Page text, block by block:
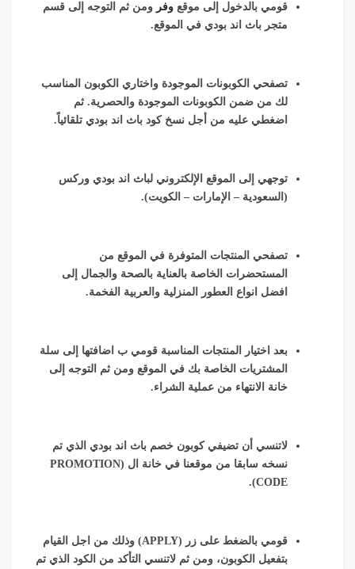
قومي بالدخول إلى موقع وفر ومن ثم التوجه إلى قسم
متجر باث اند بودي في الموقع.
تصفحي الكوبونات الموجودة واختاري الكوبون المناسب
لك من ضمن الكوبونات الموجودة والحصرية. ثم
اضغطي عليه من أجل نسخ كود باث اند بودي تلقائياً.
توجهي إلى الموقع الإلكتروني لباث اند بودي وركس
(السعودية – الإمارات – الكويت).
تصفحي المنتجات المتوفرة في الموقع من
المستحضرات الخاصة بالعناية بالصحة والجمال إلى
افضل انواع العطور المنزلية والعربية الفخمة.
بعد اختيار المنتجات المناسبة قومي ب اضافتها إلى سلة
المشتريات الخاصة بك في الموقع ومن ثم التوجه إلى
خانة الانتهاء من عملية الشراء.
لاتنسي أن تضيفي كوبون خصم باث اند بودي الذي تم
نسخه سابقا من موقعنا في خانة ال (PROMOTION
CODE).
قومي بالضغط على زر (APPLY) وذلك من اجل القيام
بتفعيل الكوبون، ومن ثم لاتنسي التأكد من الكود الذي تم